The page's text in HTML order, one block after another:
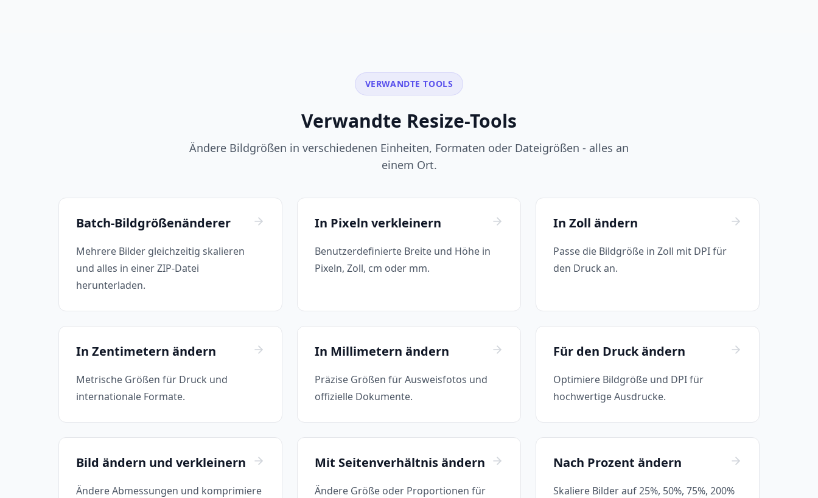
VERWANDTE TOOLS
Verwandte Resize-Tools
Ändere Bildgrößen in verschiedenen Einheiten, Formaten oder Dateigrößen - alles an
einem Ort.
Batch-Bildgrößenänderer
Mehrere Bilder gleichzeitig skalieren
und alles in einer ZIP-Datei
herunterladen.
In Pixeln verkleinern
Benutzerdefinierte Breite und Höhe in
Pixeln, Zoll, cm oder mm.
In Zoll ändern
Passe die Bildgröße in Zoll mit DPI für
den Druck an.
In Zentimetern ändern
Metrische Größen für Druck und
internationale Formate.
In Millimetern ändern
Präzise Größen für Ausweisfotos und
offizielle Dokumente.
Für den Druck ändern
Optimiere Bildgröße und DPI für
hochwertige Ausdrucke.
Bild ändern und verkleinern
Ändere Abmessungen und komprimiere
Mit Seitenverhältnis ändern
Ändere Größe oder Proportionen für
Nach Prozent ändern
Skaliere Bilder auf 25%, 50%, 75%, 200%